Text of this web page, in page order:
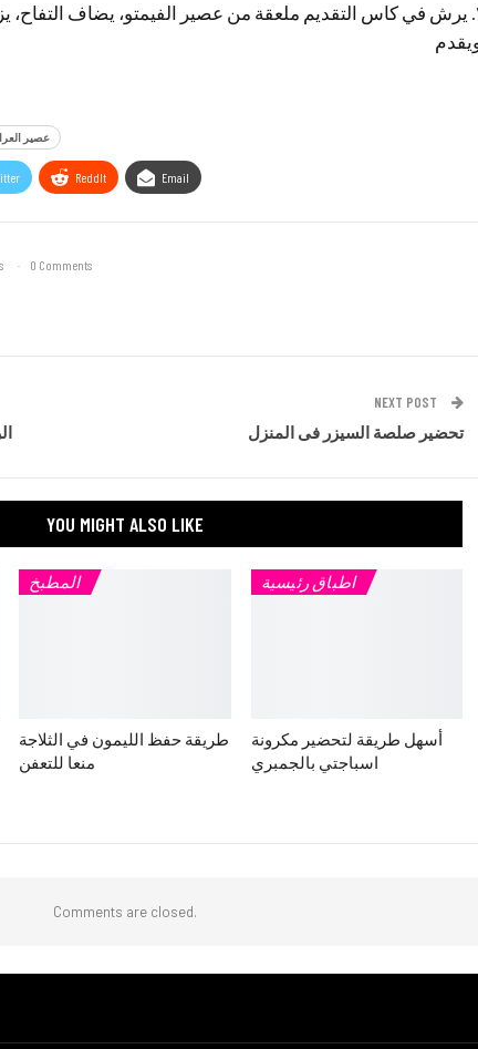
٢. يرش في كاس التقديم ملعقة من عصير الفيمتو، يضاف التفاح،
عصير
ReddIt Email
0 Comments
NEXT POST
تحضير صلصة السيزر فى المنزل
YOU MIGHT ALSO LIKE
المطبخ
طريقة حفظ الليمون في الثلاجة
منعا للتعفن
اطباق رئيسية
أسهل طريقة لتحضير مكرونة
اسباجتي بالجمبري
Comments are closed.